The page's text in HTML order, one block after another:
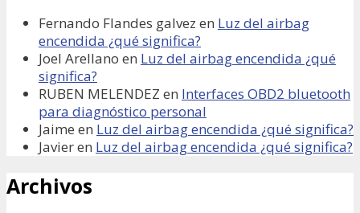
Fernando Flandes galvez en Luz del airbag
encendida ¿qué significa?
Joel Arellano en Luz del airbag encendida ¿qué
significa?
RUBEN MELENDEZ en Interfaces OBD2 bluetooth
para diagnóstico personal
Jaime en Luz del airbag encendida ¿qué significa?
Javieren Luz del airbag encendida ¿qué significa?
Archivos